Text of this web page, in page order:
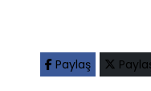
Paylaş